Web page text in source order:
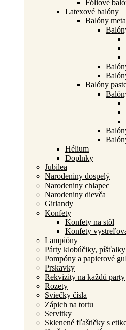
Fóliové
Latexové balóny
Balóny
Balóny
Hélium
Doplnky
Jubilea
Narodeniny dospelý
Narodeniny chlapec
Narodeniny dievča
Girlandy
Konfety
Konfety na stôl
Konfety
Lampióny
Párty klobúčiky, píšťalky
Pompóny a papierové
Prskavky
Rekvizity na každú party
Rozety
Sviečky čísla
Zápich na tortu
Servitky
Sklenené fľaštičky s